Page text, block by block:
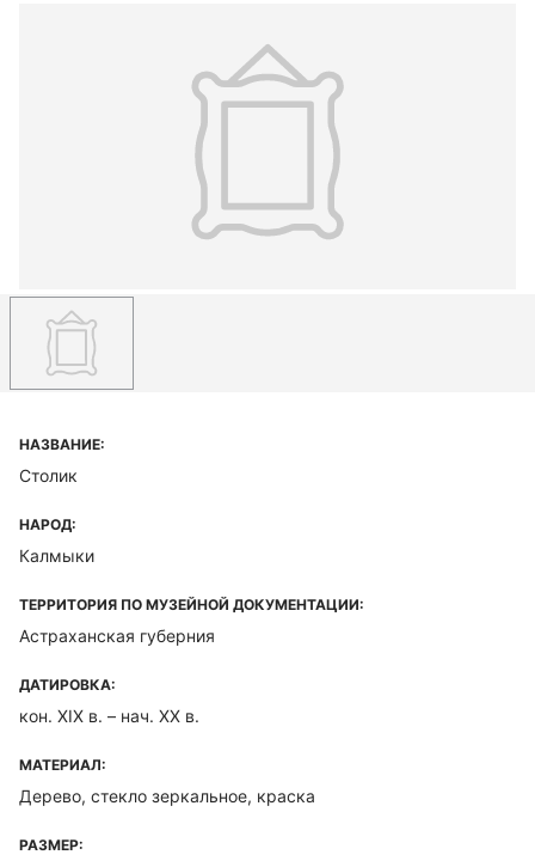
НАЗВАНИЕ:
Столик
НАРОД:
Калмыки
ТЕРРИТОРИЯ ПО МУЗЕЙНОЙ ДОКУМЕНТАЦИИ:
Астраханская губерния
ДАТИРОВКА:
кон. XIX в. – нач. XX в.
МАТЕРИАЛ:
Дерево, стекло зеркальное, краска
РАЗМЕР: